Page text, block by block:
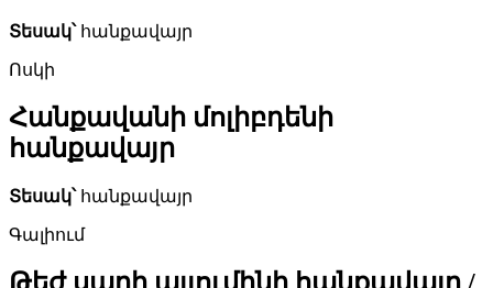
Տեսակ՝հանքավայր
Ոսկի
Հանքավանի մոլիբդենի
հանքավայր
Տեսակ՝հանքավայր
Գալիում